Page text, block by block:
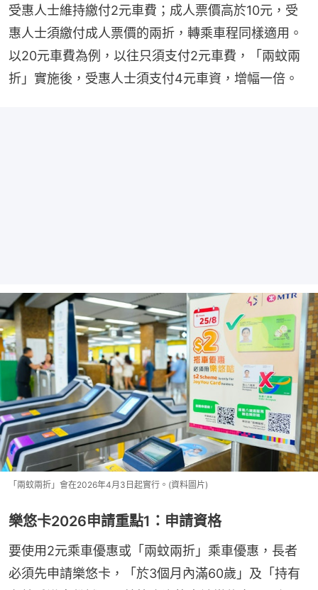
受惠人士維持繳付2元車費；成人票價高於10元，受
惠人士須繳付成人票價的兩折，轉乘車程同樣適用。
以20元車費為例，以往只須支付2元車費，「兩蚊兩
折」實施後，受惠人士須支付4元車資，增幅一倍。
「兩蚊兩折」會在2026年4月3日起實行。(資料圖片)
樂悠卡2026申請重點1：申請資格
要使用2元乘車優惠或「兩蚊兩折」乘車優惠，長者
必須先申請樂悠卡，「於3個月內滿60歲」及「持有